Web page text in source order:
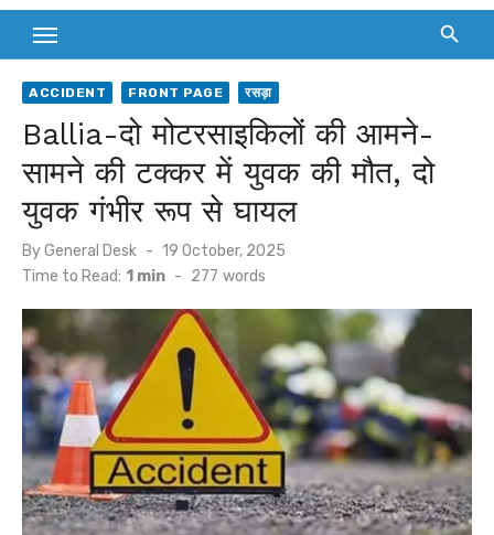
ACCIDENT FRONT PAGE रसड़ा
Ballia-दो मोटरसाइकिलों की आमने-
सामने की टक्कर में युवक की मौत, दो
युवक गंभीर रूप से घायल
ByGeneral Desk
Posted
on
19 October, 2025
Time to Read: 1 min - 277 words